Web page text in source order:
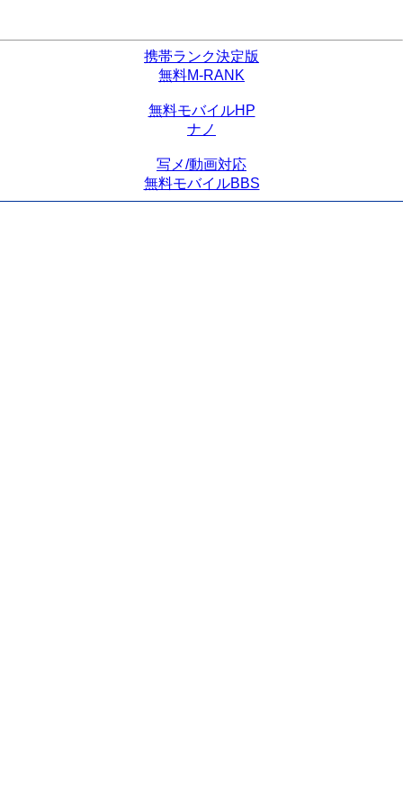
携帯ランク決定版
無料M-RANK
無料モバイルHP
ナノ
写メ/動画対応
無料モバイルBBS